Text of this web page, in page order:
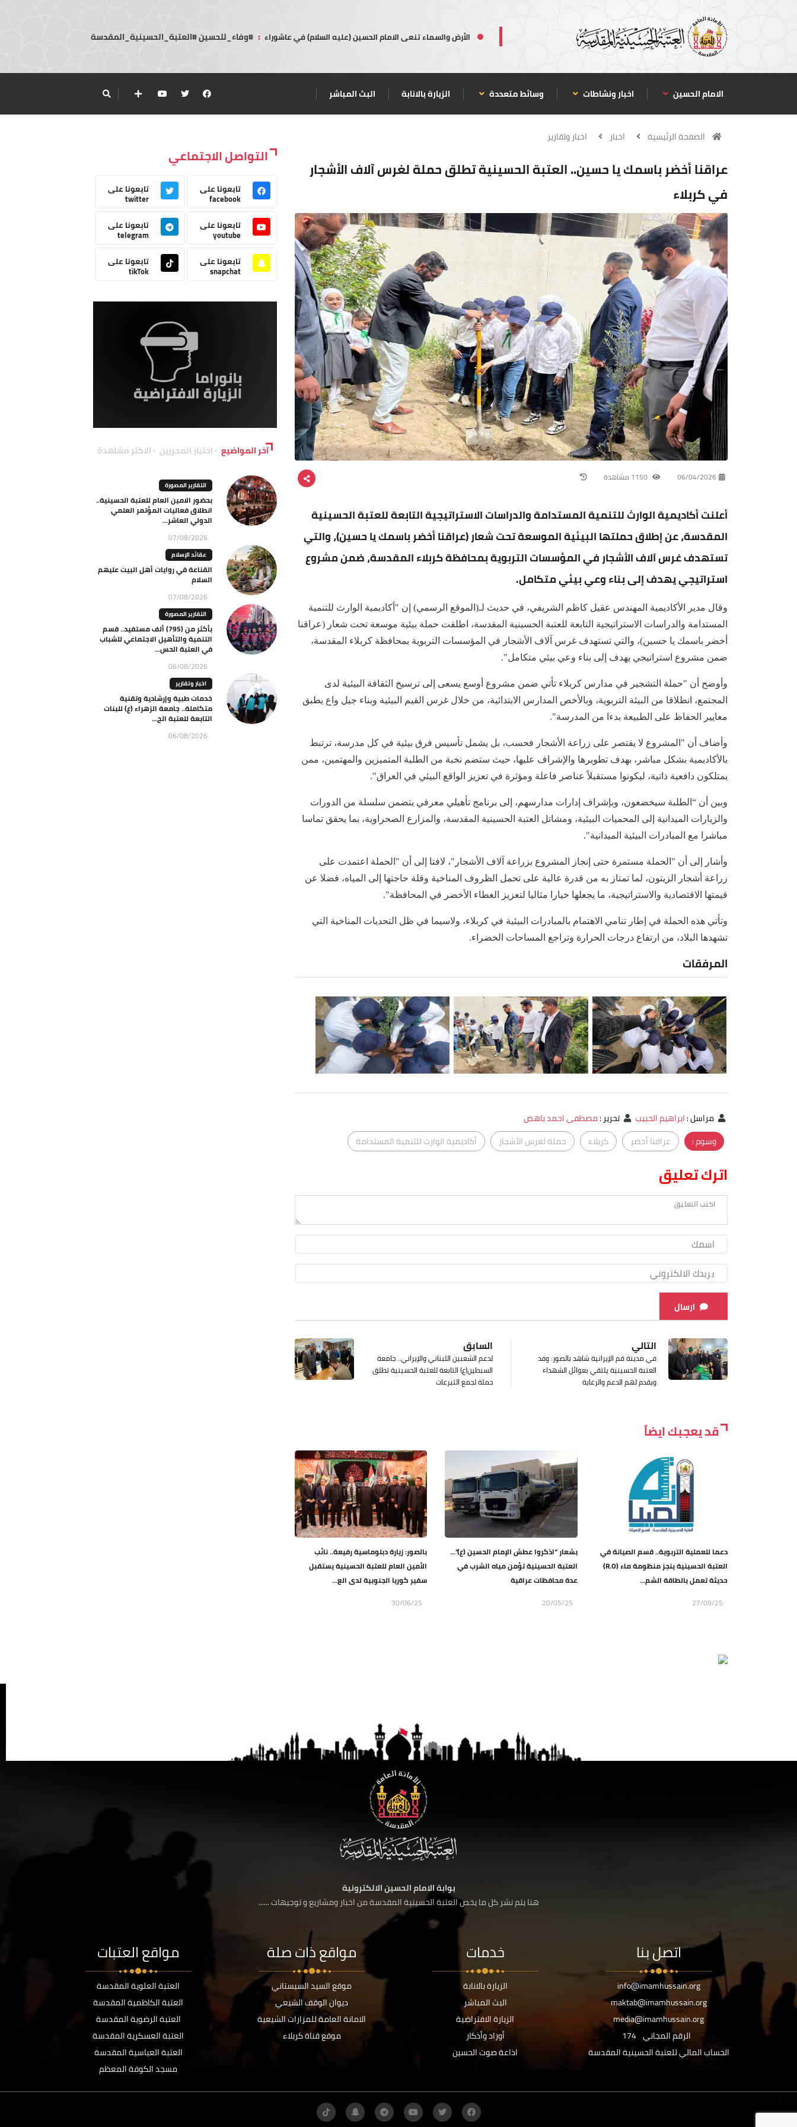
الأرض والسماء تنعى الامام الحسين (عليه السلام) في عاشوراء : #وفاء_للحسين #العتبة_الحسينية_المقدسة
الامام الحسين اخبار ونشاطات وسائط متعددة الزيارة بالانابة البث المباشر
الصفحة الرئيسية اخبار اخبار وتقارير
عراقنا أخضر باسمك يا حسين.. العتبة الحسينية تطلق حملة لغرس آلاف الأشجار
في كربلاء
06/04/2026
أعلنت أكاديمية الوارث للتنمية المستدامة والدراسات الاستراتيجية التابعة للعتبة الحسينية
المقدسة، عن إطلاق حملتها البيئية الموسعة تحت شعار (عراقنا أخضر باسمك يا حسين)، والتي
تستهدف غرس آلاف الأشجار في المؤسسات التربوية بمحافظة كربلاء المقدسة، ضمن مشروع
استراتيجي يهدف إلى بناء وعي بيئي متكامل.
وقال مدير الأكاديمية المهندس عقيل كاظم الشريفي، في حديث لـ(الموقع الرسمي) إن "أكاديمية الوارث للتنمية
المستدامة والدراسات الاستراتيجية التابعة للعتبة الحسينية المقدسة، اطلقت حملة بيئية موسعة تحت شعار (عراقنا
أخضر باسمك يا حسين)، والتي تستهدف غرس آلاف الأشجار في المؤسسات التربوية بمحافظة كربلاء المقدسة،
ضمن مشروع استراتيجي يهدف إلى بناء وعي بيئي متكامل".
وأوضح أن "حملة التشجير في مدارس كربلاء تأتي ضمن مشروع أوسع يسعى إلى ترسيخ الثقافة البيئية لدى
المجتمع، انطلاقا من البيئة التربوية، وبالأخص المدارس الابتدائية، من خلال غرس القيم البيئية وبناء جيل واع يطبق
معايير الحفاظ على الطبيعة بدءا من المدرسة".
وأضاف أن "المشروع لا يقتصر على زراعة الأشجار فحسب، بل يشمل تأسيس فرق بيئية في كل مدرسة، ترتبط
بالأكاديمية بشكل مباشر، بهدف تطويرها والإشراف عليها، حيث ستضم نخبة من الطلبة المتميزين والمهتمين، ممن
يمتلكون دافعية ذاتية، ليكونوا مستقبلاً عناصر فاعلة ومؤثرة في تعزيز الواقع البيئي في العراق".
وبين أن “الطلبة سيخضعون، وبإشراف إدارات مدارسهم، إلى برنامج تأهيلي معرفي يتضمن سلسلة من الدورات
والزيارات الميدانية إلى المحميات البيئية، ومشاتل العتبة الحسينية المقدسة، والمزارع الصحراوية، بما يحقق تماسا
مباشرا مع المبادرات البيئية الميدانية".
وأشار إلى أن "الحملة مستمرة حتى إنجاز المشروع بزراعة آلاف الأشجار"، لافتا إلى أن "الحملة اعتمدت على
زراعة أشجار الزيتون، لما تمتاز به من قدرة عالية على تحمل الظروف المناخية وقلة حاجتها إلى المياه، فضلا عن
قيمتها الاقتصادية والاستراتيجية، ما يجعلها خيارا مثاليا لتعزيز الغطاء الأخضر في المحافظة".
وتأتي هذه الحملة في إطار تنامي الاهتمام بالمبادرات البيئية في كربلاء، ولاسيما في ظل التحديات المناخية التي
تشهدها البلاد، من ارتفاع درجات الحرارة وتراجع المساحات الخضراء.
المرفقات
مراسل:ابراهيم الحبيب تحرير:مصطفى احمد باهض
وسوم :
عراقنا أخضر كربلاء حملة لغرس الأشجار أكاديمية الوارث للتنمية المستدامة
اترك تعليق
ارسال
السابق
لدعم الشعبين اللبناني والإيراني.. جامعة
السبطين(ع) التابعة للعتبة الحسينية تطلق
حملة لجمع التبرعات
التالي
في مدينة قم الإيرانية شاهد بالصور: وفد
العتبة الحسينية يلتقي بعوائل الشهداء
ويقدم لهم الدعم والرعاية
قد يعجبك ايضاً
دعما للعملية التربوية.. قسم الصيانة في
العتبة الحسينية ينجز منظومة ماء (R.O)
حديثة تعمل بالطاقة الشم...
27/09/25
بشعار “اذكروا عطش الإمام الحسين (ع)”…
العتبة الحسينية تؤمن مياه الشرب في
عدة محافظات عراقية
20/05/25
بالصور: زيارة دبلوماسية رفيعة.. نائب
الأمين العام للعتبة الحسينية يستقبل
سفير كوريا الجنوبية لدى الع...
30/06/25
التواصل الاجتماعي
تابعونا على
facebook
تابعونا على
twitter
تابعونا على
youtube
تابعونا على
telegram
تابعونا على
snapchat
تابعونا على
tikTok
آخر المواضيع اختيار المحررين الاكثر مشاهدة
التقارير المصورة
بحضور الامين العام للعتبة الحسينية..
انطلاق فعاليات المؤتمر العلمي
الدولي العاشر...
07/08/2026
عقائد الإسلام
القناعة في روايات أهل البيت عليهم
السلام
07/08/2026
التقارير المصورة
بأكثر من (795) ألف مستفيد.. قسم
التنمية والتأهيل الاجتماعي للشباب
في العتبة الحس...
06/08/2026
اخبار وتقارير
خدمات طبية وإرشادية وتقنية
متكاملة.. جامعة الزهراء (ع) للبنات
التابعة للعتبة الح...
06/08/2026
بوابة الامام الحسين الالكترونية
هنا يتم نشر كل ما يخص العتبة الحسينية المقدسة من اخبار ومشاريع و توجيهات ......
اتصل بنا
info@imamhussain.org
maktab@imamhussain.org
media@imamhussain.org
الرقم المجاني 174
الحساب المالي للعتبة الحسينية المقدسة
خدمات
الزيارة بالانابة
البث المباشر
الزيارة الافتراضية
أوراد وأذكار
اذاعة صوت الحسين
مواقع ذات صلة
موقع السيد السيستاني
ديوان الوقف الشيعي
الامانة العامة للمزارات الشيعية
موقع قناة كربلاء
مواقع العتبات
العتبة العلوية المقدسة
العتبة الكاظمية المقدسة
العتبة الرضوية المقدسة
العتبة العسكرية المقدسة
العتبة العباسية المقدسة
مسجد الكوفة المعظم